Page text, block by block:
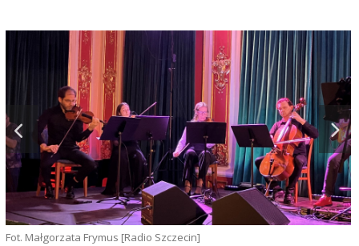
Fot. Małgorzata Frymus [Radio Szczecin]